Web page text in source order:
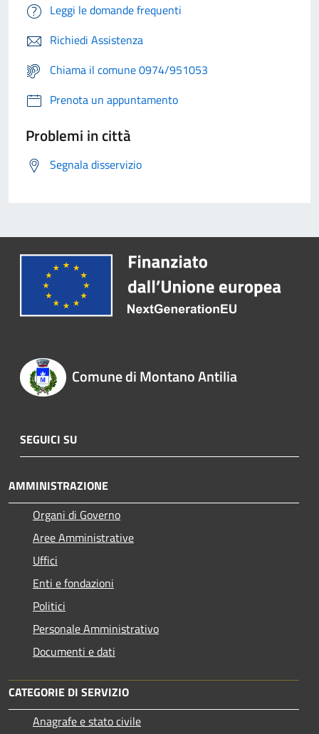
Leggi le domande frequenti
Richiedi Assistenza
Chiama il comune 0974/951053
Prenota un appuntamento
Problemi in città
Segnala disservizio
Comune di Montano Antilia
SEGUICI SU
AMMINISTRAZIONE
Organi di Governo
Aree Amministrative
Uffici
Enti e fondazioni
Politici
Personale Amministrativo
Documenti e dati
CATEGORIE DI SERVIZIO
Anagrafe e stato civile